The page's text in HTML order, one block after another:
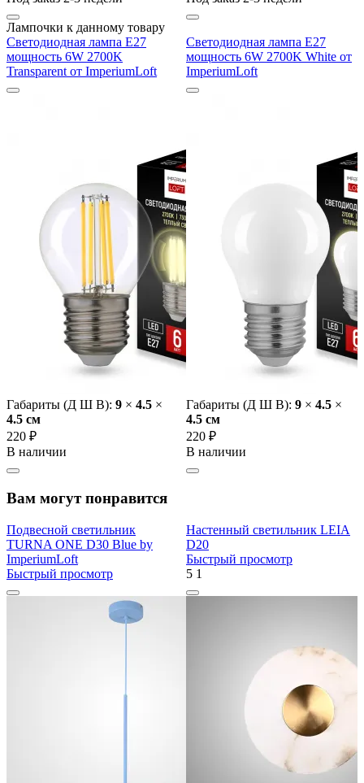
Лампочки к данному товару
Светодиодная лампа E27
мощность 6W 2700K
Transparent от ImperiumLoft
Габариты (Д Ш В): 9 × 4.5 ×
4.5 cм
220 ₽
В наличии
Светодиодная лампа E27
мощность 6W 2700K White от
ImperiumLoft
Габариты (Д Ш В): 9 × 4.5 ×
4.5 cм
220 ₽
В наличии
Вам могут понравится
Подвесной светильник
TURNA ONE D30 Blue by
ImperiumLoft
Быстрый просмотр
Настенный светильник LEIA
D20
Быстрый просмотр
5 1